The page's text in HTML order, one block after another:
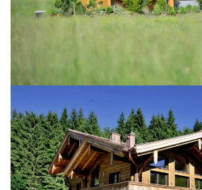
BILD ÖFFNEN